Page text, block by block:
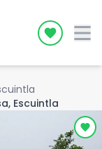
Icon
Escuintla